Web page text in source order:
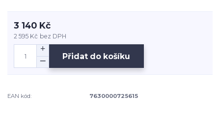
3 140 Kč
2 595 Kč bez DPH
Přidat do košíku
EAN kód: 7630000725615